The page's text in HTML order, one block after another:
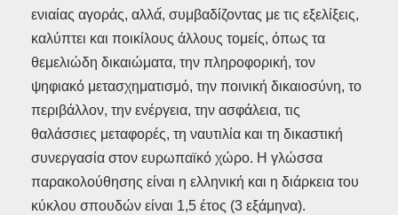
ενιαίας αγοράς, αλλά́, συμβαδίζοντας με τις εξελίξεις,
καλύπτει και ποικίλους άλλους τομείς, όπως τα
θεμελιώδη δικαιώματα, την πληροφορική, τον
ψηφιακό μετασχηματισμό, την ποινική δικαιοσύνη, το
περιβάλλον, την ενέργεια, την ασφάλεια, τις
θαλάσσιες μεταφορές, τη ναυτιλία και τη δικαστική
συνεργασία στον ευρωπαϊκό χώρο. Η γλώσσα
παρακολούθησης είναι η ελληνική και η διάρκεια του
κύκλου σπουδών είναι 1,5 έτος (3 εξάμηνα).